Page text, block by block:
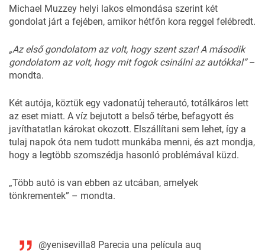
Michael Muzzey helyi lakos elmondása szerint két
gondolat járt a fejében, amikor hétfőn kora reggel felébredt.
„Az első gondolatom az volt, hogy szent szar! A második
gondolatom az volt, hogy mit fogok csinálni az autókkal”–
mondta.
Két autója, köztük egy vadonatúj teherautó, totálkáros lett
az eset miatt. A víz bejutott a belső térbe, befagyott és
javíthatatlan károkat okozott. Elszállítani sem lehet, így a
tulaj napok óta nem tudott munkába menni, és azt mondja,
hogy a legtöbb szomszédja hasonló problémával küzd.
„Több autó is van ebben az utcában, amelyek
tönkrementek” – mondta.
@yenisevilla8 Parecia una película auq